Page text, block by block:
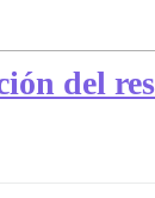
del